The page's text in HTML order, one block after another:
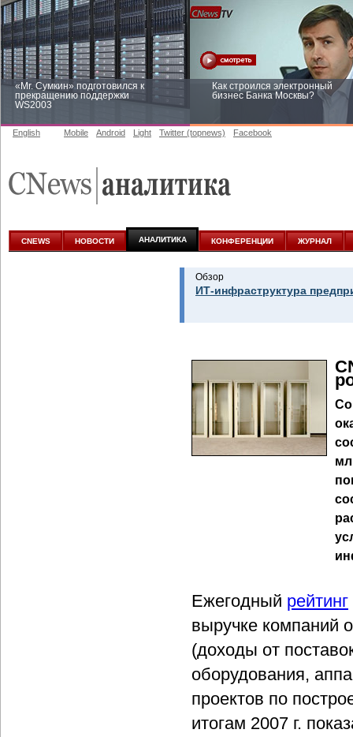
«Mr. Сумкин» подготовился к
прекращению поддержки
WS2003
Как строился электронный
бизнес Банка Москвы?
аналитике
English Mobile Android Light Twitter (topnews) Facebook
CNEWS НОВОСТИ АНАЛИТИКА КОНФЕРЕНЦИИ ЖУРНАЛ
Обзор
ИТ-инфраструктура
Ежегодный рейтинг
выручке компаний
(доходы от
оборудования,
проектов по
итогам 2007 г.